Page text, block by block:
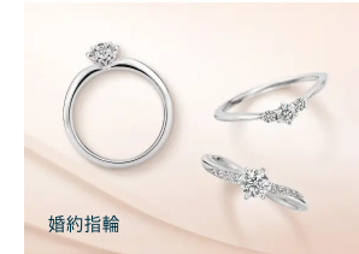
婚約指輪